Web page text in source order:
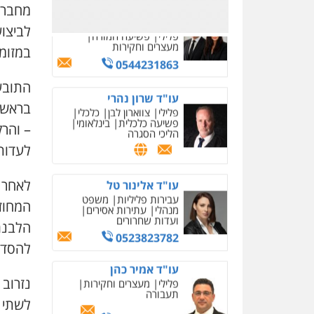
עו"ד אמיר כהן
פלילי מעצרים וחקירות
תעבורה
0537470000
עו"ד ירון גיגי
פלילי צווארון לבן
הליכי הסגרה
0522249087
עו"ד רויטל סבג שקד
פלילי פשיעה חמורה
אמצעי לחימה אלימות
0528615306
–
לאחר
לשתי